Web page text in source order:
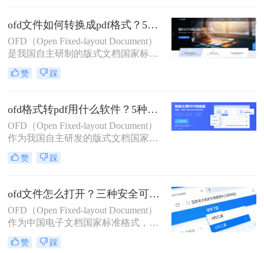
通用性与跨平台兼容优势，将OFD安
全、精准转换为PDF成为政务人员、
财务工作者、法务专员的高频刚需。
ofd文件如何转换成pdf格式？5种安全高效实测方法（政务/财务专用指南）
OFD（Open Fixed-layout Document）
是我国自主研制的版式文档国家标准
（GB/T 33190-2016），已全面应用于
政府公文、电子发票、招投标文件等
用性与跨平台兼容优势，将OFD安
全、精准转换为PDF成为政务人员、
财务工作者、法务专员的高频刚需
赞 踩
ofd格式转pdf用什么软件？5种实测有效方法（附安全指南+格式校验）
OFD（Open Fixed-layout Document）
作为我国自主研发的版式文档国家标
准（GB/T 33190-2016），已深度应用
于政府公文、电子发票、招投标文件
通用性、跨平台兼容性及更广泛的阅
读器支持，将OFD安全、精准地转换
为PDF成为政务人员、财务工作者、
法务专员的高频刚需。
赞 踩
ofd文件怎么打开？三种安全可靠方法详解！
OFD（Open Fixed-layout Document）
作为中国电子文档国家标准格式，已
广泛应用于政府公文、电子发票及金
融票据等场景。许多用户在接收OFD
赞 踩